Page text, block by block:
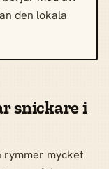
den lokala
snickare i
rymmer mycket